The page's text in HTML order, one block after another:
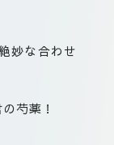
妙な合わせ
芍薬！